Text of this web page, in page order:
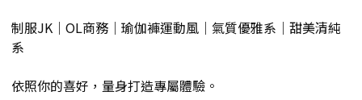
制服JK｜OL商務｜瑜伽褲運動風｜氣質優雅系｜甜美清純
系
依照你的喜好，量身打造專屬體驗。